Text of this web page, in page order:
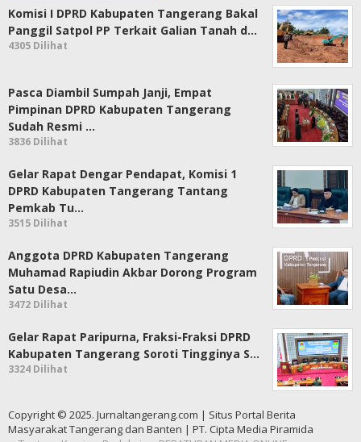
Komisi I DPRD Kabupaten Tangerang Bakal
Panggil Satpol PP Terkait Galian Tanah d…
4305 Dilihat
Pasca Diambil Sumpah Janji, Empat
Pimpinan DPRD Kabupaten Tangerang
Sudah Resmi …
3836 Dilihat
Gelar Rapat Dengar Pendapat, Komisi 1
DPRD Kabupaten Tangerang Tantang
Pemkab Tu…
3515 Dilihat
Anggota DPRD Kabupaten Tangerang
Muhamad Rapiudin Akbar Dorong Program
Satu Desa…
3472 Dilihat
Gelar Rapat Paripurna, Fraksi-Fraksi DPRD
Kabupaten Tangerang Soroti Tingginya S…
3324 Dilihat
Copyright © 2025. Jurnaltangerang.com | Situs Portal Berita
Masyarakat Tangerang dan Banten | PT. Cipta Media Piramida